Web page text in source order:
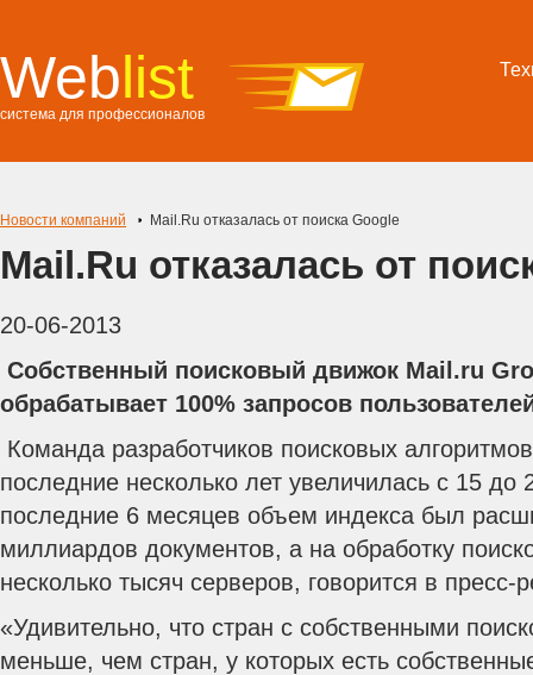
Weblist
система для профессионалов
Новости компаний Mail.Ru отказалась от поиска Google
Mail.Ru отказалась от
20-06-2013
Собственный поисковый движок Mail.ru
обрабатывает 100% запросов
Команда разработчиков поисковых
последние несколько лет увеличилась с 15 до
последние 6 месяцев объем индекса был
миллиардов документов, а на обработку
несколько тысяч серверов, говорится в пресс-
«Удивительно, что стран с собственными
меньше, чем стран, у которых есть